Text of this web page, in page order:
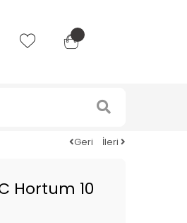
Geri İleri
Hortum 10